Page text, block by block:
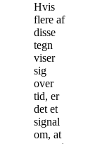
Hvis
flere af
disse
tegn
viser
sig
over
tid, er
det et
signal
om, at